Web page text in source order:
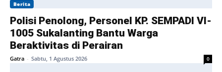
Berita
Polisi Penolong, Personel KP. SEMPADI VI-
1005 Sukalanting Bantu Warga
Beraktivitas di Perairan
Gatra - Sabtu, 1 Agustus 2026 0